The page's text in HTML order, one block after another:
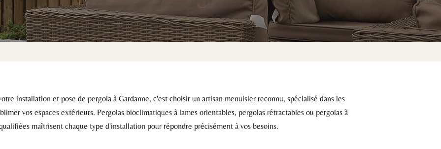
installation et pose de pergola à Gardanne, c'est choisir un artisan menuisier reconnu, spécialisé dans les
vos espaces extérieurs. Pergolas bioclimatiques à lames orientables, pergolas rétractables ou pergolas à
maîtrisent chaque type d'installation pour répondre précisément à vos besoins.